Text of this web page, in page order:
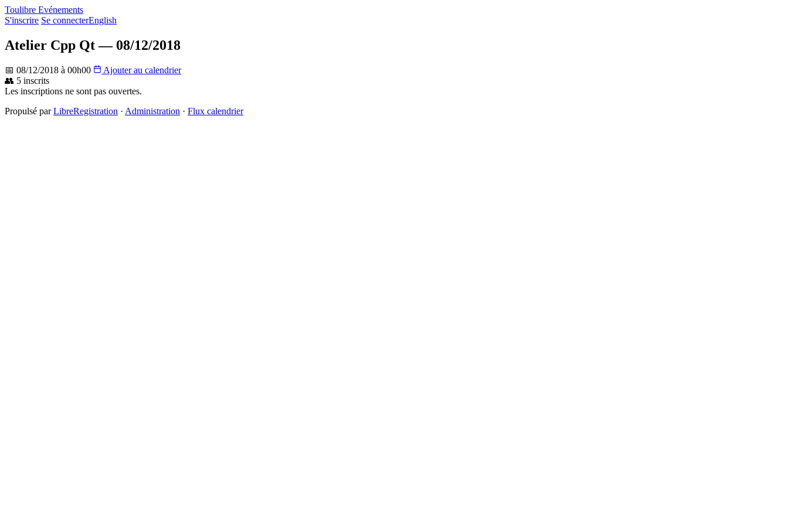
Toulibre Evénements
S'inscrire Se connecterEnglish
Atelier Cpp Qt — 08/12/2018
📅 08/12/2018 à 00h00
Ajouter au calendrier
👥 5 inscrits
Les inscriptions ne sont pas ouvertes.
Propulsé parLibreRegistration · Administration · Flux calendrier